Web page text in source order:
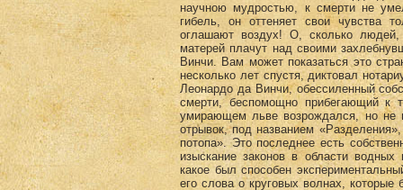
научною мудростью, к смерти не
гибель, он оттеняет свои чувства
оглашают воздух! О, сколько
матерей плачут над своими
Винчи. Вам может показаться это
несколько лет спустя, диктовал
Леонардо да Винчи, обессиленный
смерти, беспомощно прибегающий к
умирающем льве возрождался, но не
отрывок, под названием
потопа». Это последнее есть
изыскание законов в области
какое был способен
его слова о круговых волнах, которые